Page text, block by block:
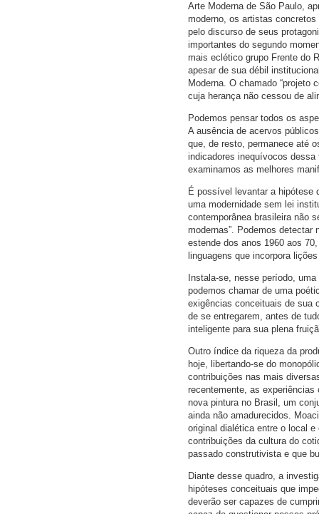
Arte Moderna de São Paulo,
moderno, os artistas
pelo discurso de seus
importantes do segundo
mais eclético grupo Frente do
apesar de sua débil
Moderna. O chamado “projeto
cuja herança não cessou de
Podemos pensar todos os
A ausência de acervos
que, de resto, permanece até
indicadores inequívocos
examinamos as melhores
É possível levantar a hipótese
uma modernidade sem lei
contemporânea brasileira não
modernas”. Podemos detectar
estende dos anos 1960 aos
linguagens que incorpora
Instala-se, nesse período,
podemos chamar de uma
exigências conceituais de sua
de se entregarem, antes de
inteligente para sua plena
Outro índice da riqueza da
hoje, libertando-se do
contribuições nas mais
recentemente, as
nova pintura no Brasil, um
ainda não amadurecidos.
original dialética entre o local
contribuições da cultura do
passado construtivista e que
Diante desse quadro, a
hipóteses conceituais que
deverão ser capazes de